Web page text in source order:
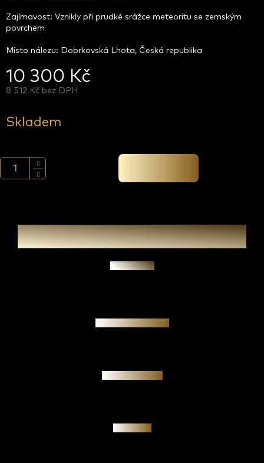
10 300 Kč
8 512 Kč bez DPH
cena:
Skladem
Zajímavost: Vznikly při prudké srážce meteoritu se zemským
povrchem
Místo nálezu: Dobrkovská Lhota, Česká republika
Zeptat se